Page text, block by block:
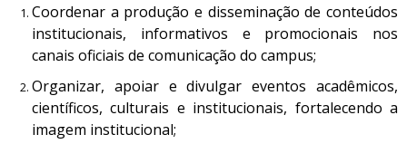
Coordenar a produção e disseminação de conteúdos
institucionais, informativos e promocionais nos
canais oficiais de comunicação do campus;
Organizar, apoiar e divulgar eventos acadêmicos,
científicos, culturais e institucionais, fortalecendo a
imagem institucional;